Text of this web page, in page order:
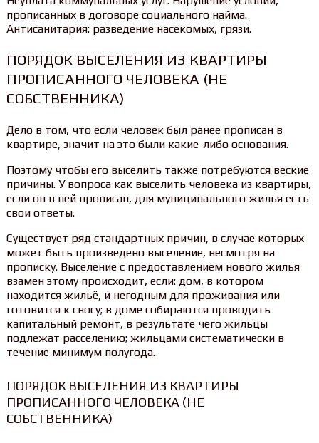
прописанных в договоре социального найма.
Антисанитария: разведение насекомых, грязи.
ПОРЯДОК ВЫСЕЛЕНИЯ ИЗ КВАРТИРЫ
ПРОПИСАННОГО ЧЕЛОВЕКА (НЕ
СОБСТВЕННИКА)
Дело в том, что если человек был ранее прописан в
квартире, значит на это были какие-либо основания.
Поэтому чтобы его выселить также потребуются веские
причины. У вопроса как выселить человека из квартиры,
если он в ней прописан, для муниципального жилья есть
свои ответы.
Существует ряд стандартных причин, в случае которых
может быть произведено выселение, несмотря на
прописку. Выселение с предоставлением нового жилья
взамен этому происходит, если: дом, в котором
находится жильё, и негодным для проживания или
готовится к сносу; в доме собираются проводить
капитальный ремонт, в результате чего жильцы
подлежат расселению; жильцами систематически в
течение минимум полугода.
ПОРЯДОК ВЫСЕЛЕНИЯ ИЗ КВАРТИРЫ
ПРОПИСАННОГО ЧЕЛОВЕКА (НЕ
СОБСТВЕННИКА)